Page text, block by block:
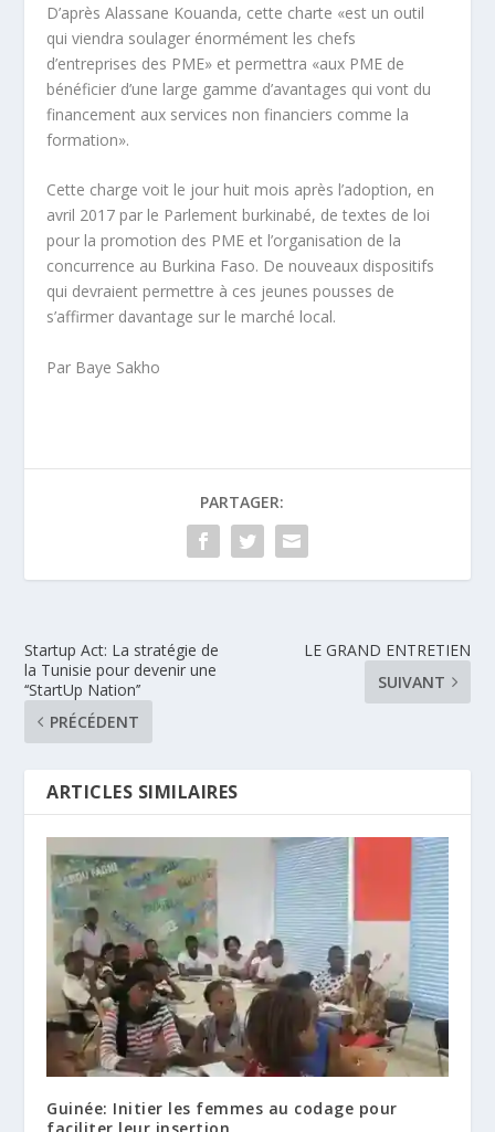
D’après Alassane Kouanda, cette charte «est un outil
qui viendra soulager énormément les chefs
d’entreprises des PME» et permettra «aux PME de
bénéficier d’une large gamme d’avantages qui vont du
financement aux services non financiers comme la
formation».
Cette charge voit le jour huit mois après l’adoption, en
avril 2017 par le Parlement burkinabé, de textes de loi
pour la promotion des PME et l’organisation de la
concurrence au Burkina Faso. De nouveaux dispositifs
qui devraient permettre à ces jeunes pousses de
s’affirmer davantage sur le marché local.
Par Baye Sakho
PARTAGER:
Startup Act: La stratégie de
la Tunisie pour devenir une
‘‘StartUp Nation’’
PRÉCÉDENT
LE GRAND ENTRETIEN
SUIVANT
ARTICLES SIMILAIRES
Guinée: Initier les femmes au codage pour